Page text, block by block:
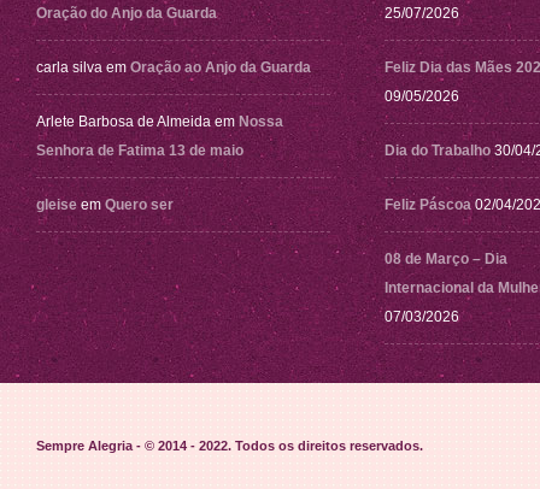
Oração do Anjo da Guarda
carla silva em Oração ao Anjo da Guarda
Arlete Barbosa de Almeida em Nossa
Senhora de Fatima 13 de maio
gleise em Quero ser
25/07/2026
Feliz Dia das Mães
09/05/2026
Dia do Trabalho 30/04/
Feliz Páscoa 02/04/
08 de Março – Dia
Internacional da
07/03/2026
Sempre Alegria - © 2014 - 2022. Todos os direitos reservados.